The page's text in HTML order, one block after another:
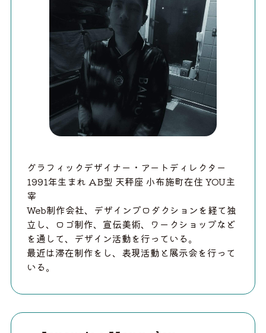
グラフィックデザイナー・アートディレクター
1991年生まれ AB型 天秤座 小布施町在住 YOU主
宰
Web制作会社、デザインプロダクションを経て独
立し、ロゴ制作、宣伝美術、ワークショップなど
を通して、デザイン活動を行っている。
最近は滞在制作をし、表現活動と展示会を行って
いる。